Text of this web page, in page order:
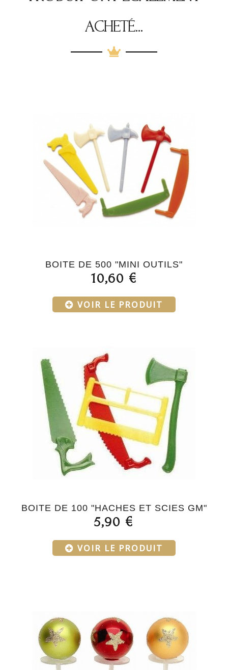
ACHETÉ...
BOITE DE 500 "MINI OUTILS"
10,60 €
VOIR LE PRODUIT
BOITE DE 100 "HACHES ET SCIES GM"
5,90 €
VOIR LE PRODUIT